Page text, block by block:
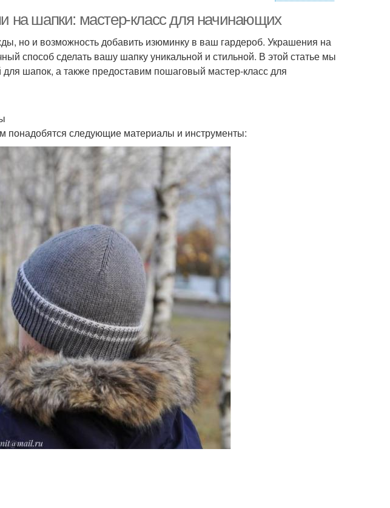
шапок
способы Шапка на размер Шапка с отворотом
трикотажа
шапки Ажурная шапка
из альпаки Объемная шапка
шапки Объемные шапки
с узором Шапка с косами
на шапки: мастер-класс для начинающих
но и возможность добавить изюминку в ваш гардероб. Украшения на
способ сделать вашу шапку уникальной и стильной. В этой статье мы
шапок, а также предоставим пошаговый мастер-класс для
понадобятся следующие материалы и инструменты: